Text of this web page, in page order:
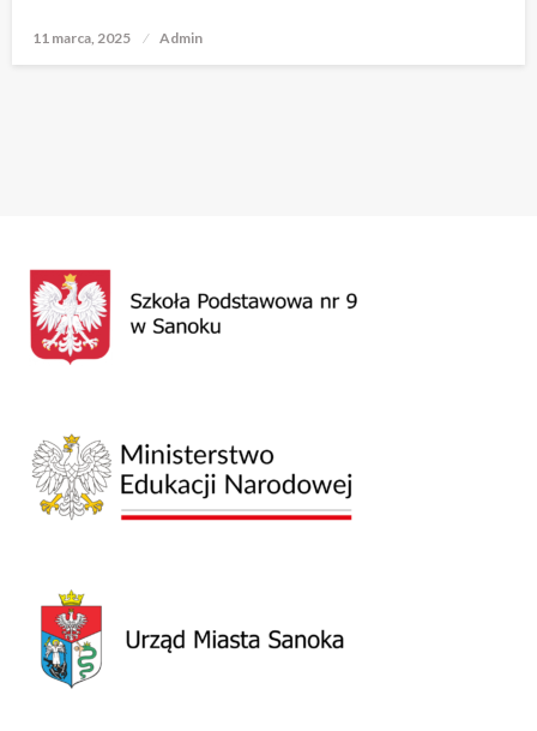
Opublikowane
11 marca, 2025 Admin